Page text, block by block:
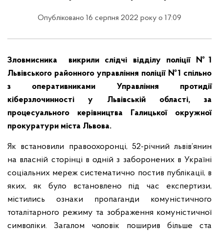
Опубліковано 16 серпня 2022 року о 17:09
Зловмисника викрили слідчі відділу поліції №1
Львівського районного управління поліції №1 спільно
з оперативниками Управління протидії
кіберзлочинності у Львівській області, за
процесуального керівництва Галицької окружної
прокуратури міста Львова.
Як встановили правоохоронці, 52-річний львів’янин
на власній сторінці в одній з заборонених в Україні
соціальних мереж систематично постив публікації, в
яких, як було встановлено під час експертизи,
містились ознаки пропаганди комуністичного
тоталітарного режиму та зображення комуністичної
символіки. Загалом чоловік поширив більше ста